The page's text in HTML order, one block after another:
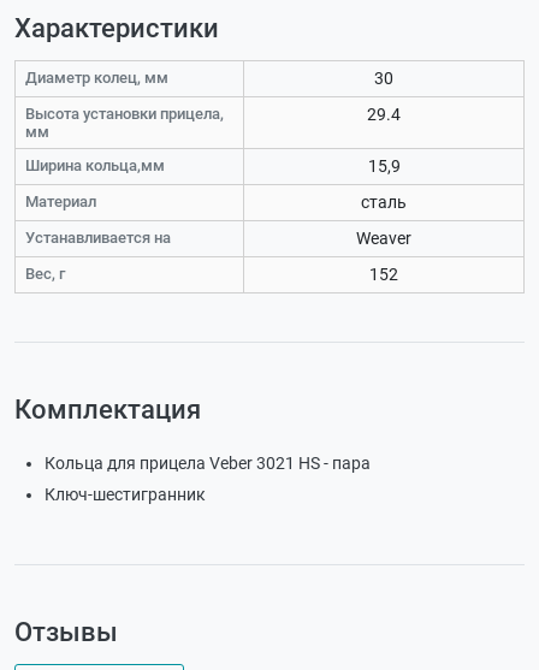
Характеристики
Диаметр колец, мм 30
Высота установки прицела,
мм
29.4
Ширина кольца,мм 15,9
Материал сталь
Устанавливается на Weaver
Вес, г 152
Комплектация
Кольца для прицела Veber 3021 HS - пара
Ключ-шестигранник
Отзывы